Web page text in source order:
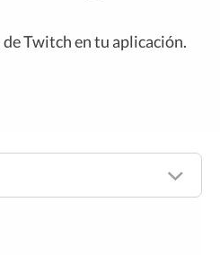
Twitch en tu aplicación.